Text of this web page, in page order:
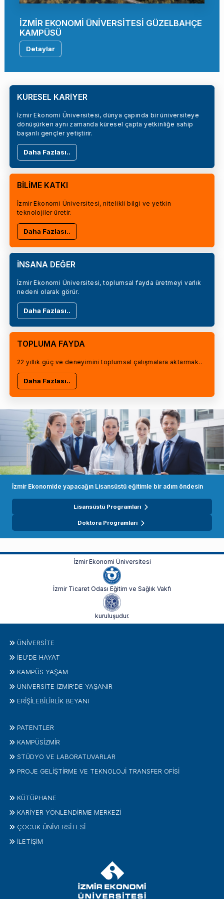
İZMİR EKONOMİ ÜNİVERSİTESİ GÜZELBAHÇE
KAMPÜSÜ
Detaylar
KÜRESEL KARİYER
İzmir Ekonomi Üniversitesi, dünya çapında bir üniversiteye
dönüşürken aynı zamanda küresel çapta yetkinliğe sahip
başarılı gençler yetiştirir.
Daha Fazlası..
BİLİME KATKI
İzmir Ekonomi Üniversitesi, nitelikli bilgi ve yetkin
teknolojiler üretir.
Daha Fazlası..
İNSANA DEĞER
İzmir Ekonomi Üniversitesi, toplumsal fayda üretmeyi varlık
nedeni olarak görür.
Daha Fazlası..
TOPLUMA FAYDA
22 yıllık güç ve deneyimini toplumsal çalışmalara aktarmak..
Daha Fazlası..
İzmir Ekonomide yapacağın Lisansüstü eğitimle bir adım öndesin
Lisansüstü Programları
Doktora Programları
İzmir Ekonomi Üniversitesi
İzmir Ticaret Odası Eğitim ve Sağlık Vakfı
kuruluşudur.
ÜNIVERSITE
İEÜ'DE HAYAT
KAMPÜS YAŞAM
ÜNİVERSİTE İZMİR'DE YAŞANIR
ERİŞİLEBİLİRLİK BEYANI
PATENTLER
KAMPÜSİZMIR
STÜDYO VE LABORATUVARLAR
PROJE GELIŞTIRME VE TEKNOLOJI TRANSFER OFISI
KÜTÜPHANE
KARİYER YÖNLENDİRME MERKEZİ
ÇOCUK ÜNIVERSITESI
İLETIŞIM